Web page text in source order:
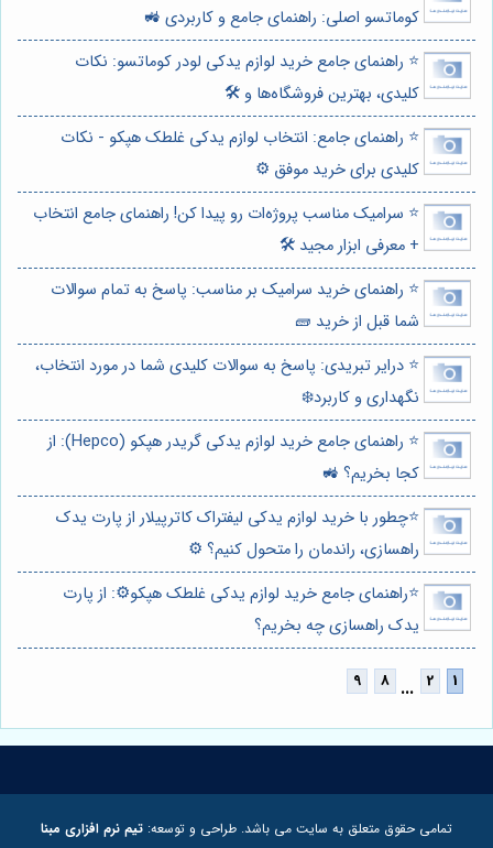
کوماتسو اصلی: راهنمای جامع و کاربردی 🚜
⭐️ راهنمای جامع خرید لوازم یدکی لودر کوماتسو: نکات
کلیدی، بهترین فروشگاه‌ها و 🛠️
⭐️ راهنمای جامع: انتخاب لوازم یدکی غلطک هپکو - نکات
کلیدی برای خرید موفق ⚙️
⭐️ سرامیک مناسب پروژه‌ات رو پیدا کن! راهنمای جامع انتخاب
+ معرفی ابزار مجید 🛠️
⭐️ راهنمای خرید سرامیک بر مناسب: پاسخ به تمام سوالات
شما قبل از خرید 🧱
⭐️ درایر تبریدی: پاسخ به سوالات کلیدی شما در مورد انتخاب،
نگهداری و کاربرد❄️
⭐️ راهنمای جامع خرید لوازم یدکی گریدر هپکو (Hepco): از
کجا بخریم؟ 🚜
⭐️چطور با خرید لوازم یدکی لیفتراک کاترپیلار از پارت یدک
راهسازی، راندمان را متحول کنیم؟ ⚙️
⭐️راهنمای جامع خرید لوازم یدکی غلطک هپکو⚙️: از پارت
یدک راهسازی چه بخریم؟
...
تمامی حقوق متعلق به سایت می باشد. طراحی و توسعه: تیم نرم افزاری مبنا